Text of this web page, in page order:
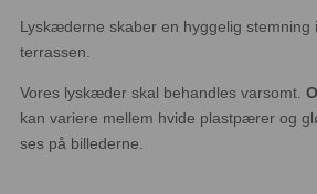
Lyskæderne skaber en hyggelig stemning
terrassen.
Vores lyskæder skal behandles varsomt.
kan variere mellem hvide plastpærer og
ses på billederne.